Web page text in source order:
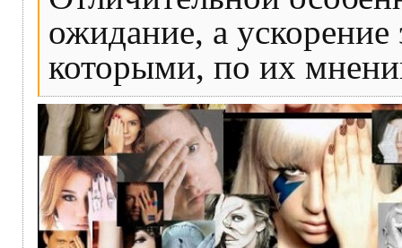
ожидание, а
которыми, по их